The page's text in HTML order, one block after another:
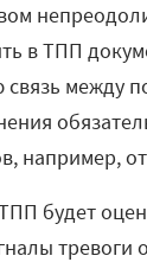
в ТПП
между
например,
будет
тревоги